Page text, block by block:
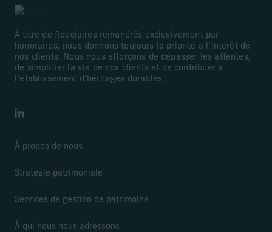
À titre de fiduciaires rémunérés exclusivement par
honoraires, nous donnons toujours la priorité à l’intérêt de
nos clients. Nous nous efforçons de dépasser les attentes,
de simplifier la vie de nos clients et de contribuer à
l’établissement d’héritages durables.
LinkedIn
À propos de nous
Stratégie patrimoniale
Services de gestion de patrimoine
À qui nous nous adressons